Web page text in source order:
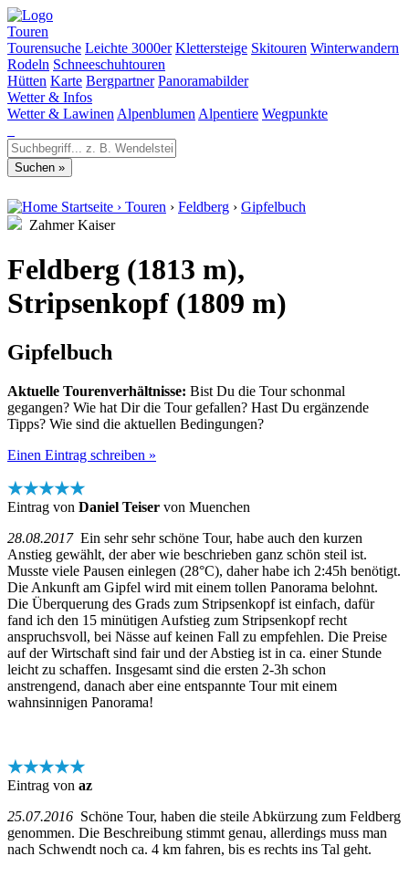
Touren
Tourensuche Leichte 3000er Klettersteige Skitouren Winterwandern
Rodeln Schneeschuhtouren
Hütten Karte Bergpartner Panoramabilder
Wetter & Infos
Wetter & Lawinen Alpenblumen Alpentiere Wegpunkte
Startseite › Touren › Feldberg › Gipfelbuch
Zahmer Kaiser
Feldberg (1813 m),
Stripsenkopf (1809 m)
Gipfelbuch
Aktuelle Tourenverhältnisse: Bist Du die Tour schonmal
gegangen? Wie hat Dir die Tour gefallen? Hast Du ergänzende
Tipps? Wie sind die aktuellen Bedingungen?
Einen Eintrag schreiben »
★★★★★
Eintrag von Daniel Teiser von Muenchen
28.08.2017Ein sehr sehr schöne Tour, habe auch den kurzen
Anstieg gewählt, der aber wie beschrieben ganz schön steil ist.
Musste viele Pausen einlegen (28°C), daher habe ich 2:45h benötigt.
Die Ankunft am Gipfel wird mit einem tollen Panorama belohnt.
Die Überquerung des Grads zum Stripsenkopf ist einfach, dafür
fand ich den 15 minütigen Aufstieg zum Stripsenkopf recht
anspruchsvoll, bei Nässe auf keinen Fall zu empfehlen. Die Preise
auf der Wirtschaft sind fair und der Abstieg ist in ca. einer Stunde
leicht zu schaffen. Insgesamt sind die ersten 2-3h schon
anstrengend, danach aber eine entspannte Tour mit einem
wahnsinnigen Panorama!
★★★★★
Eintrag von az
25.07.2016 Schöne Tour, haben die steile Abkürzung zum Feldberg
genommen. Die Beschreibung stimmt genau, allerdings muss man
nach Schwendt noch ca. 4 km fahren, bis es rechts ins Tal geht.